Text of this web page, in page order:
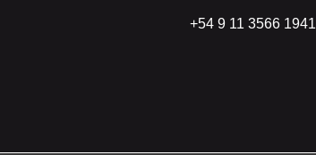
+54 9 11 3566 1941